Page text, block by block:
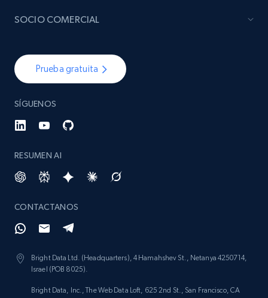
Prueba gratuita
SÍGUENOS
RESUMEN AI
CONTACTANOS
Bright Data Ltd. (Headquarters), 4 Hamahshev St., Netanya 4250714,
Israel (POB 8025).
Bright Data, Inc., The Web Data Loft, 625 2nd St., San Francisco, CA
SOCIO COMERCIAL